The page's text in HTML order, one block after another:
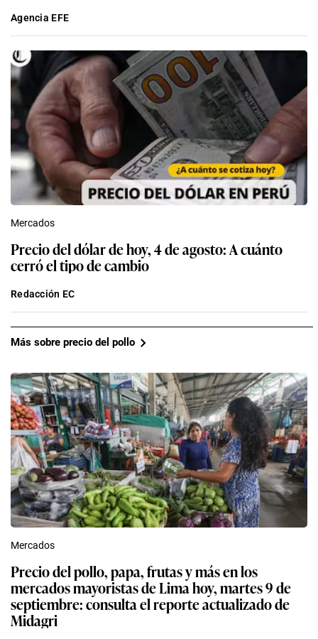
Agencia EFE
Mercados
Precio del dólar de hoy, 4 de agosto: A cuánto
cerró el tipo de cambio
Redacción EC
Más sobre precio del pollo
Mercados
Precio del pollo, papa, frutas y más en los
mercados mayoristas de Lima hoy, martes 9 de
septiembre: consulta el reporte actualizado de
Midagri